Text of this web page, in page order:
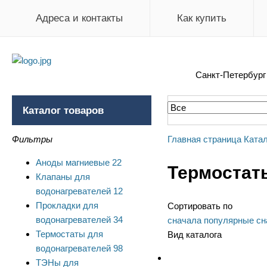
Адреса и контакты Как купить
Санкт-
Каталог товаров
Фильтры
Аноды магниевые 22
Клапаны для
водонагревателей 12
Прокладки для
водонагревателей 34
Термостаты для
водонагревателей 98
ТЭНы для
Главная страница
Сортировать по
сначала популярные
Вид каталога